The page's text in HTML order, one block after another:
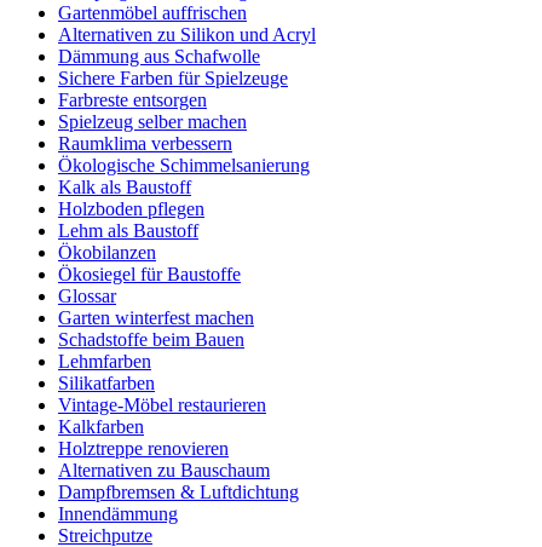
Gartenmöbel auffrischen
Alternativen zu Silikon und Acryl
Dämmung aus Schafwolle
Sichere Farben für Spielzeuge
Farbreste entsorgen
Spielzeug selber machen
Raumklima verbessern
Ökologische Schimmelsanierung
Kalk als Baustoff
Holzboden pflegen
Lehm als Baustoff
Ökobilanzen
Ökosiegel für Baustoffe
Glossar
Garten winterfest machen
Schadstoffe beim Bauen
Lehmfarben
Silikatfarben
Vintage-Möbel restaurieren
Kalkfarben
Holztreppe renovieren
Alternativen zu Bauschaum
Dampfbremsen & Luftdichtung
Innendämmung
Streichputze